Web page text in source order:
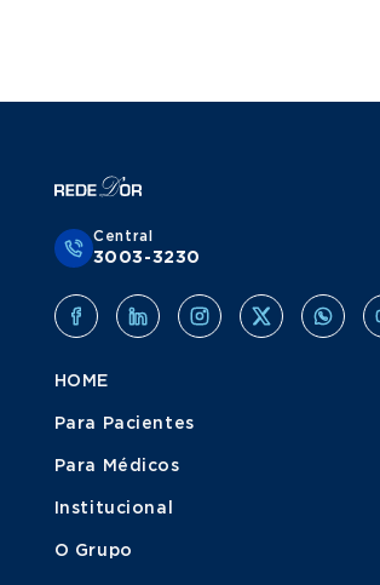
Central
3003-3230
HOME
Para Pacientes
Para Médicos
Institucional
O Grupo